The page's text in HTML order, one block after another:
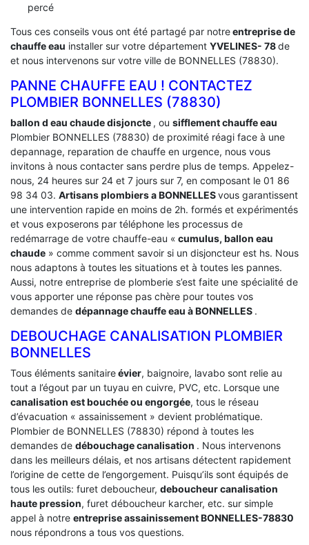
percé
Tous ces conseils vous ont été partagé par notreentreprise de
chauffe eau installer sur votre département YVELINES- 78de
et nous intervenons sur votre ville de BONNELLES (78830).
PANNE CHAUFFE EAU ! CONTACTEZ
PLOMBIER BONNELLES (78830)
ballon d eau chaude disjoncte , ou sifflement chauffe eau
Plombier BONNELLES (78830) de proximité réagi face à une
depannage, reparation de chauffe en urgence, nous vous
invitons à nous contacter sans perdre plus de temps. Appelez-
nous, 24 heures sur 24 et 7 jours sur 7, en composant le 01 86
98 34 03. Artisans plombiers a BONNELLESvous garantissent
une intervention rapide en moins de 2h. formés et expérimentés
et vous exposerons par téléphone les processus de
redémarrage de votre chauffe-eau « cumulus, ballon eau
chaude » comme comment savoir si un disjoncteur est hs. Nous
nous adaptons à toutes les situations et à toutes les pannes.
Aussi, notre entreprise de plomberie s’est faite une spécialité de
vous apporter une réponse pas chère pour toutes vos
demandes de dépannage chauffe eau à BONNELLES .
DEBOUCHAGE CANALISATION PLOMBIER
BONNELLES
Tous éléments sanitaireévier, baignoire, lavabo sont relie au
tout a l’égout par un tuyau en cuivre, PVC, etc. Lorsque une
canalisation est bouchée ou engorgée, tous le réseau
d’évacuation « assainissement » devient problématique.
Plombier de BONNELLES (78830) répond à toutes les
demandes de débouchage canalisation . Nous intervenons
dans les meilleurs délais, et nos artisans détectent rapidement
l’origine de cette de l’engorgement. Puisqu’ils sont équipés de
tous les outils: furet deboucheur, deboucheur canalisation
haute pression, furet déboucheur karcher, etc. sur simple
appel à notre entreprise assainissement BONNELLES-78830
nous répondrons a tous vos questions.